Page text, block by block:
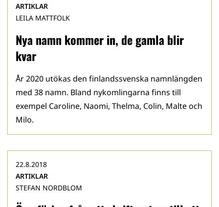
Nya namn kommer in, de gamla blir
kvar
ARTIKLAR
LEILA MATTFOLK
År 2020 utökas den finlandssvenska namnlängden
med 38 namn. Bland nykomlingarna finns till
exempel Caroline, Naomi, Thelma, Colin, Malte och
Milo.
22.8.2018
ARTIKLAR
STEFAN NORDBLOM